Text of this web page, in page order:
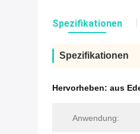
Spezifikationen
Spezifikationen
Hervorheben: aus
Anwendung: